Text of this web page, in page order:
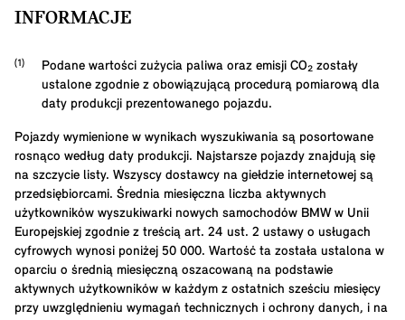
INFORMACJE
Podane wartości zużycia paliwa oraz emisji CO₂ zostały
ustalone zgodnie z obowiązującą procedurą pomiarową dla
daty produkcji prezentowanego pojazdu.
Pojazdy wymienione w wynikach wyszukiwania są posortowane
rosnąco według daty produkcji. Najstarsze pojazdy znajdują się
na szczycie listy. Wszyscy dostawcy na giełdzie internetowej są
przedsiębiorcami. Średnia miesięczna liczba aktywnych
użytkowników wyszukiwarki nowych samochodów BMW w Unii
Europejskiej zgodnie z treścią art. 24 ust. 2 ustawy o usługach
cyfrowych wynosi poniżej 50 000. Wartość ta została ustalona w
oparciu o średnią miesięczną oszacowaną na podstawie
aktywnych użytkowników w każdym z ostatnich sześciu miesięcy
przy uwzględnieniu wymagań technicznych i ochrony danych, i na